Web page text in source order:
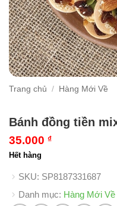
Trang chủ / Hàng Mới Về
Bánh đồng tiền
35.000 ₫
Hết hàng
SKU: SP8187331687
Danh mục: Hàng Mới Về